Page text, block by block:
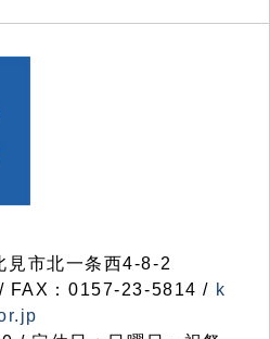
市北一条西4-8-2
FAX：0157-23-5814 / k